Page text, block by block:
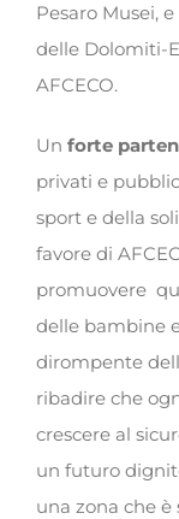
Pesaro Musei,
delle Dolomiti-
AFCECO.
Un forte
privati e
sport e della
favore di
promuovere
delle bambine
dirompente
ribadire che
crescere al
un futuro
una zona che